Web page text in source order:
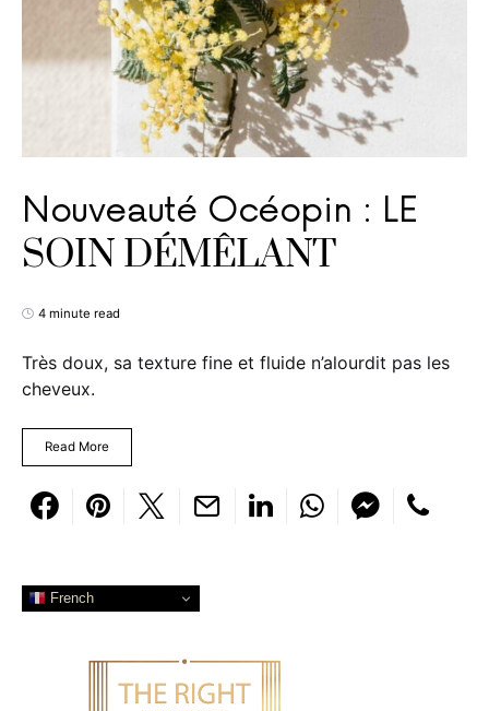
Nouveauté Océopin : LE
SOIN DÉMÊLANT
4 minute read
Très doux, sa texture fine et fluide n’alourdit pas les
cheveux.
Read More
French